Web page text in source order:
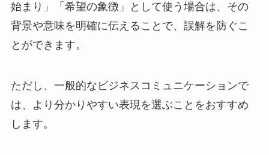
始まり」「希望の象徴」として使う場合は、その
背景や意味を明確に伝えることで、誤解を防ぐこ
とができます。
ただし、一般的なビジネスコミュニケーションで
は、より分かりやすい表現を選ぶことをおすすめ
します。